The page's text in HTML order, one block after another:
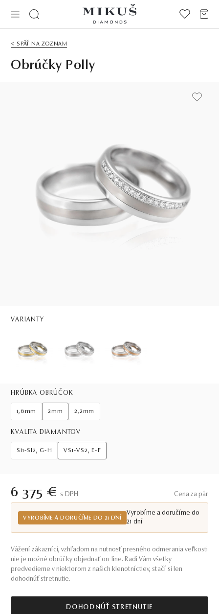
< SPÄŤ NA ZOZNAM
Obrúčky Polly
VARIANTY
HRÚBKA OBRÚČOK
1,6mm 2mm 2,2mm
KVALITA DIAMANTOV
Si1-SI2, G-H VS1-VS2, E-F
6 375 € S DPH Cena za pár
VYROBÍME A DORUČÍME DO 21 DNÍ
Vyrobíme a doručíme do
21 dní
Vážení zákazníci, vzhľadom na nutnosť presného odmerania veľkosti
nie je možné obrúčky objednať on-line. Radi Vám všetky
predvedieme v niektorom z našich klenotníctiev, stačí si len
dohodnúť stretnutie.
DOHODNÚŤ STRETNUTIE